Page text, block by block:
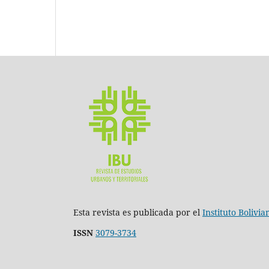
Esta revista es publicada por el Instituto
ISSN 3079-3734